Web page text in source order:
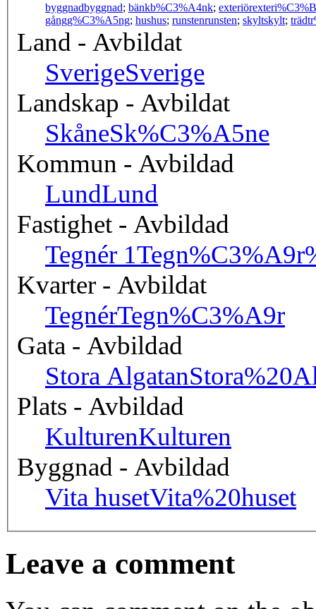
byggnadbyggnad; bänkb%C3%A4nk; exteriör
gångg%C3%A5ng; hushus; runstenrunsten; skyltskylt; träd
Land - Avbildat
SverigeSverige
Landskap - Avbildat
SkåneSk%C3%A5ne
Kommun - Avbildad
LundLund
Fastighet - Avbildad
Tegnér 1
Kvarter - Avbildat
TegnérTegn%C3%A9r
Gata - Avbildad
Stora Algatan
Plats - Avbildad
KulturenKulturen
Byggnad - Avbildad
Vita husetVita%20huset
Leave a comment